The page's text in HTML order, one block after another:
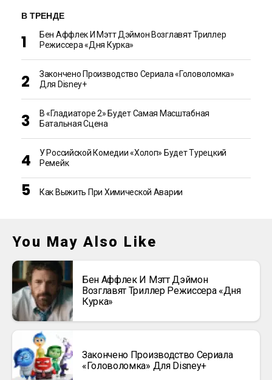
В ТРЕНДЕ
Бен Аффлек И Мэтт Дэймон Возглавят Триллер
Режиссера «Дня Курка»
Закончено Производство Сериала «Головоломка»
Для Disney+
В «Гладиаторе 2» Будет Самая Масштабная
Батальная Сцена
У Российской Комедии «Холоп» Будет Турецкий
Ремейк
Как Выжить При Химической Аварии
You May Also Like
Бен Аффлек И Мэтт Дэймон
Возглавят Триллер Режиссера «Дня
Курка»
Закончено Производство Сериала
«Головоломка» Для Disney+